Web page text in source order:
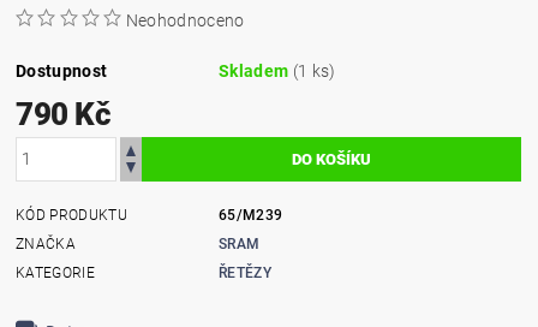
Neohodnoceno
Dostupnost Skladem (1 ks)
790 Kč
KÓD PRODUKTU
65/M239
ZNAČKA
SRAM
KATEGORIE
ŘETĚZY